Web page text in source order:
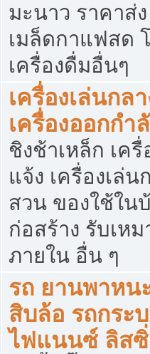
มะนาว ราคาส่
เมล็ดกาแฟสด
เครื่องดื่มอื่นๆ
เครื่องเล่นกล
เครื่องออกกำ
ชิงช้าเหล็ก เค
แจ้ง เครื่องเล่น
สวน ของใช้ใน
ก่อสร้าง รับเห
ภายใน อื่น ๆ
รถ ยานพาหน
สิบล้อ รถกระ
ไฟแนนซ์ ลิส